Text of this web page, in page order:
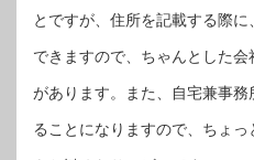
とですが、住所を記載する際
できますので、ちゃんとした
があります。また、自宅兼事
ることになりますので、ちょ